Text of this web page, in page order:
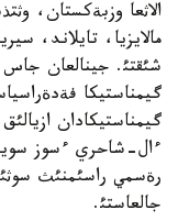
الاثعا وزبةكستان،
مالايزيا، تايلاند،
شئقتئ. جينالعان جاس
گيمناستيكا
گيمناستيكادان
ءال-شاحري ءسوز
رةسمي راسئمنئث سوثئ
جالعاستئ.